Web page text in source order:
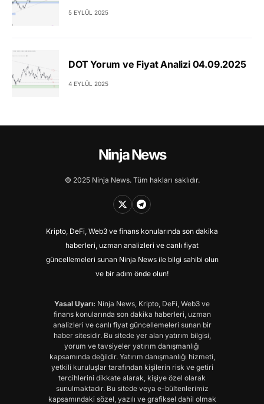
5 EYLÜL 2025
DOT Yorum ve Fiyat Analizi 04.09.2025
4 EYLÜL 2025
Ninja News
© 2025 Ninja News. Tüm hakları saklıdır.
Kripto, DeFi, Web3 ve finans konularında son dakika
haberleri, uzman analizleri ve canlı fiyat
güncellemeleri sunan Ninja News ile bilgi sahibi olun
ve bir adım önde olun!
Yasal Uyarı: Ninja News, Kripto, DeFi, Web3 ve
finans konularında son dakika haberleri, uzman
analizleri ve canlı fiyat güncellemeleri sunan bir
haber sitesidir. Bu sitede yer alan yatırım bilgisi,
yorum ve tavsiyeler yatırım danışmanlığı
kapsamında değildir. Yatırım danışmanlığı hizmeti,
yetkili kuruluşlar tarafından kişilerin risk ve getiri
tercihlerini dikkate alarak, kişiye özel olarak
sunulmaktadır. Bu sitede veya e-bültenlerimiz
kapsamındaki sözel, yazılı ve grafiksel dahil olmak